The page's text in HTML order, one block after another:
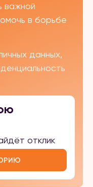
важной
в борьбе
данных,
отклик